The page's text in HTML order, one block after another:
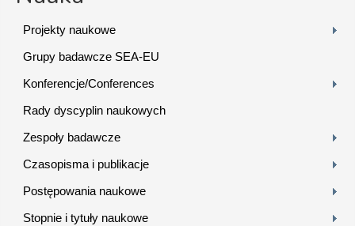
Projekty naukowe
Grupy badawcze SEA-EU
Konferencje/Conferences
Rady dyscyplin naukowych
Zespoły badawcze
Czasopisma i publikacje
Postępowania naukowe
Stopnie i tytuły naukowe